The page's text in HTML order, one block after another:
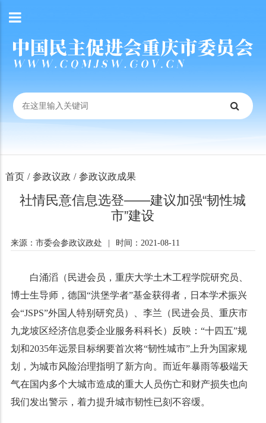
首页 / 参政议政 / 参政议政成果
社情民意信息选登——建议加强“韧性城
市”建设
来源：市委会参政议政处 时间：2021-08-11
白涌滔（民进会员，重庆大学土木工程学院研究员、
博士生导师，德国“洪堡学者”基金获得者，日本学术振兴
会“JSPS”外国人特别研究员）、李兰（民进会员、重庆市
九龙坡区经济信息委企业服务科科长）反映：“十四五”规
划和2035年远景目标纲要首次将“韧性城市”上升为国家规
划，为城市风险治理指明了新方向。而近年暴雨等极端天
气在国内多个大城市造成的重大人员伤亡和财产损失也向
我们发出警示，着力提升城市韧性已刻不容缓。